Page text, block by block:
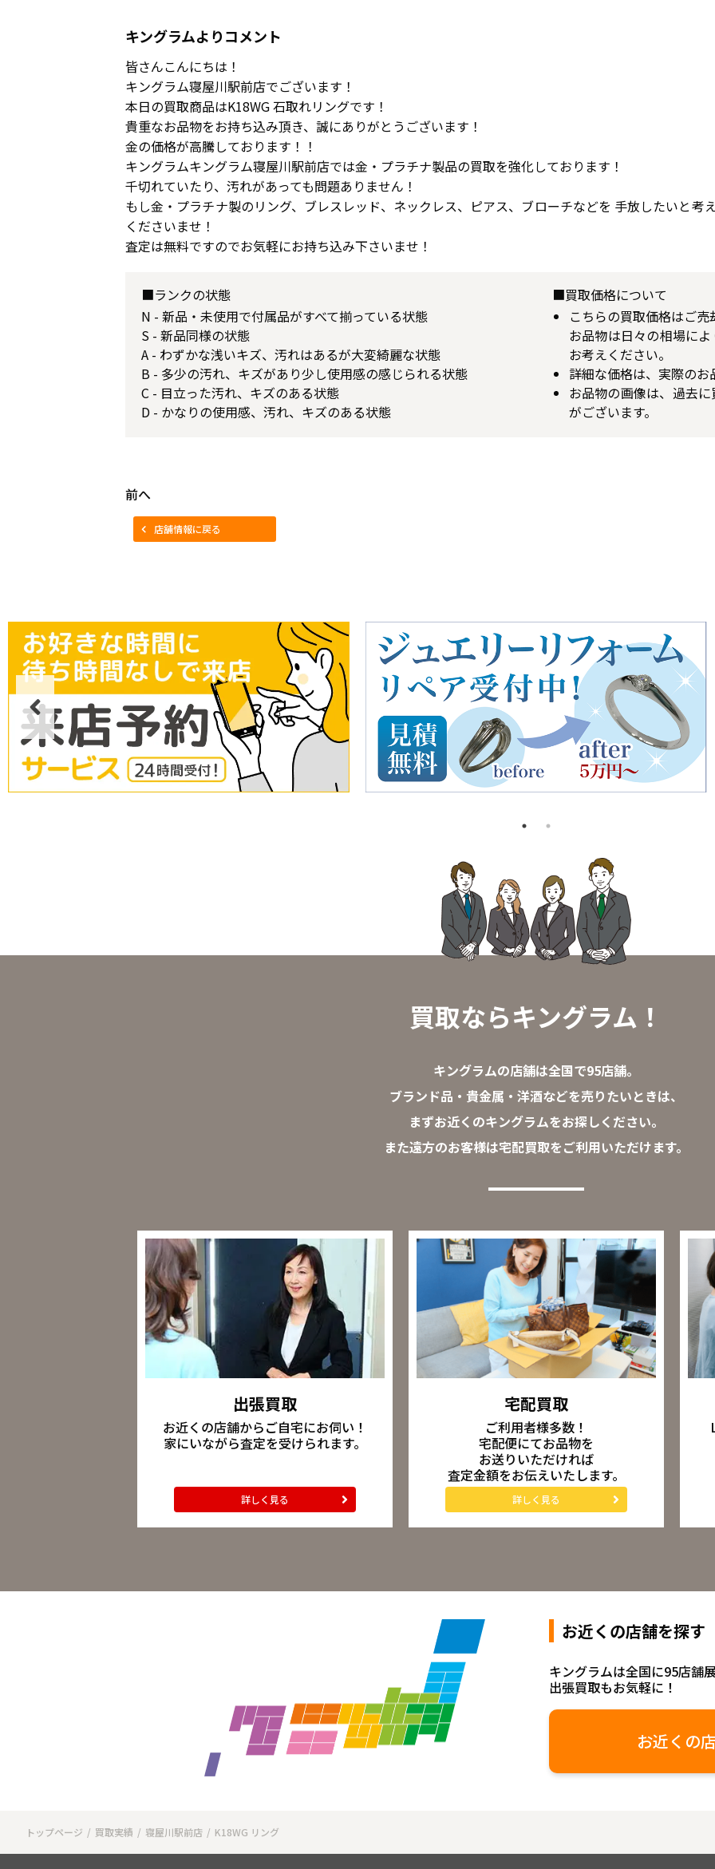
キングラムよりコメント
皆さんこんにちは！
キングラム寝屋川駅前店でございます！
本日の買取商品はK18WG 石取れリングです！
貴重なお品物をお持ち込み頂き、誠にありがとうございます！
金の価格が高騰しております！！
キングラムキングラム寝屋川駅前店では金・プラチナ製品の買取を強化しております！
千切れていたり、汚れがあっても問題ありません！
もし金・プラチナ製のリング、ブレスレッド、ネックレス、ピアス、ブローチなどを 手放したいと考
くださいませ！
査定は無料ですのでお気軽にお持ち込み下さいませ！
■ランクの状態
N - 新品・未使用で付属品がすべて揃っている状態
S - 新品同様の状態
A - わずかな浅いキズ、汚れはあるが大変綺麗な状態
B - 多少の汚れ、キズがあり少し使用感の感じられる状態
C - 目立った汚れ、キズのある状態
D - かなりの使用感、汚れ、キズのある状態
■買取価格について
こちらの買取価格はご
お品物は日々の相場に
お考えください。
詳細な価格は、実際の
お品物の画像は、過去
がございます。
前へ
店舗情報に戻る
買取ならキングラム！
キングラムの店舗は全国で95店舗。
ブランド品・貴金属・洋酒などを売りたいときは、
まずお近くのキングラムをお探しください。
また遠方のお客様は宅配買取をご利用いただけます。
出張買取
お近くの店舗からご自宅にお伺い！
家にいながら査定を受けられます。
詳しく見る
宅配買取
ご利用者様多数！
宅配便にてお品物を
お送りいただければ
査定金額をお伝えいたします。
詳しく見る
お近くの店舗を探す
キングラムは全国に95店舗
出張買取もお気軽に！
お近くの
トップページ 買取実績 寝屋川駅前店 K18WG リング